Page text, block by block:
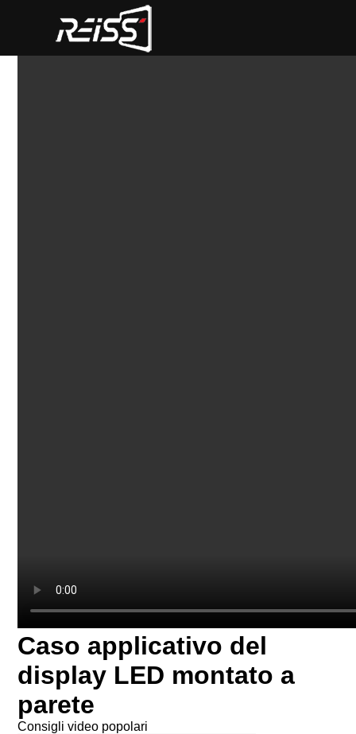
Caso applicativo del
display LED montato a
parete
Consigli video popolari